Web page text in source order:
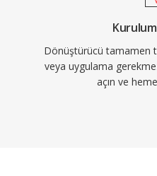
Dönüştürücü tamamen
veya uygulama
açın ve